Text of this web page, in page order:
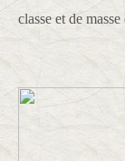
classe et de